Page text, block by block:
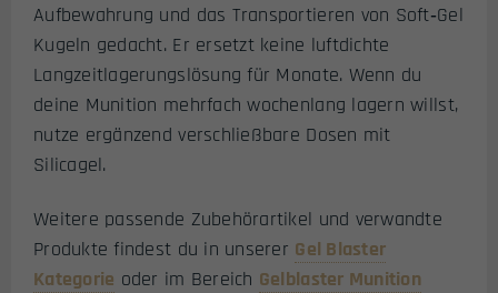
Aufbewahrung und das Transportieren von Soft‑Gel
Kugeln gedacht. Er ersetzt keine luftdichte
Langzeitlagerungslösung für Monate. Wenn du
deine Munition mehrfach wochenlang lagern willst,
nutze ergänzend verschließbare Dosen mit
Silicagel.
Weitere passende Zubehörartikel und verwandte
Produkte findest du in unserer Gel Blaster
Kategorie oder im Bereich Gelblaster Munition